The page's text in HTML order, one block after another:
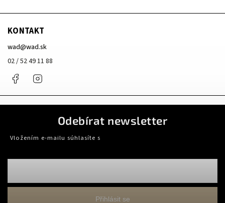
KONTAKT
wad@wad.sk
02 / 52 49 11 88
Facebook
Odebírat newsletter
Vložením e-mailu súhlasíte s
Přihlásit se